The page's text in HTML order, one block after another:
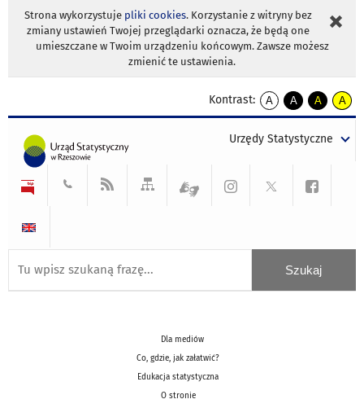
Strona wykorzystuje pliki cookies. Korzystanie z witryny bez
zmiany ustawień Twojej przeglądarki oznacza, że będą one
umieszczane w Twoim urządzeniu końcowym. Zawsze możesz
zmienić te ustawienia.
Kontrast:
A
kontrast
A
kontrast
tekst
czarnym
A
kontrast
tekst
czarnym
A
tekst
żółtym
Urzędy Statystyczne
Dla mediów
Co, gdzie, jak załatwić?
Edukacja statystyczna
O stronie